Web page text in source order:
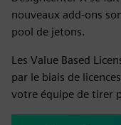
nouveaux add-ons
pool de jetons.
Les Value Based
par le biais de
votre équipe de tirer